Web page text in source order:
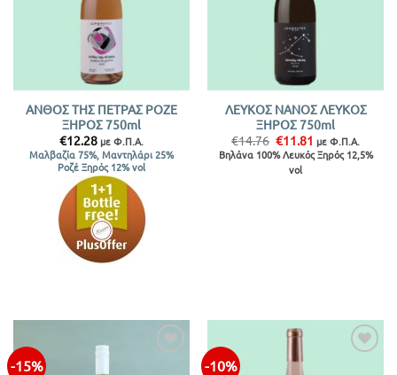
ΑΝΘΟΣ ΤΗΣ ΠΕΤΡΑΣ ΡΟΖΕ
ΞΗΡΟΣ 750ml
€12.28 με Φ.Π.Α.
Μαλβαζία 75%, Μαντηλάρι 25%
Ροζέ Ξηρός 12% vol
ΛΕΥΚΟΣ ΝΑΝΟΣ ΛΕΥΚΟΣ
ΞΗΡΟΣ 750ml
€14.76 Original
price
was:
€14.76.
€11.81 Η
τρέχουσα
τιμή
με Φ.Π.Α.
Βηλάνα 100% Λευκός Ξηρός 12,5%
vol
-15% -10%